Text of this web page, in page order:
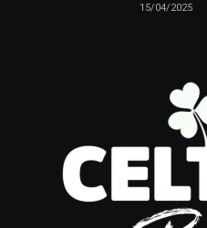
15/04/2025